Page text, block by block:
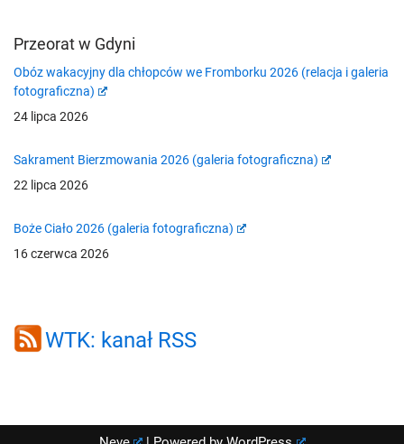
Przeorat w Gdyni
Obóz wakacyjny dla chłopców we Fromborku 2026 (relacja i galeria
fotograficzna)
24 lipca 2026
Sakrament Bierzmowania 2026 (galeria fotograficzna)
22 lipca 2026
Boże Ciało 2026 (galeria fotograficzna)
16 czerwca 2026
WTK: kanał RSS